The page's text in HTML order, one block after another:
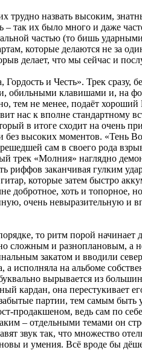
назвать высоким,
так их было много и даже
частью (то бишь
которые делаются не за
делает, что мы сейчас и
Гордость и Честь». Трек
клавишами и, на
тем не менее, подаёт
нас к вполне стандартному
в итоге сходит на очень
высоких моментов. «Тень
сам в своего рода
трек «Молния» наглядно
риффов заканчивая гулким
которые затем быстро
добротное, хоть и топорное,
очень невыразительную и
то ритм порой
сложным и разноплановым,
закатом и вводили
а исполняла на альбоме
вырывается из
кардан, она перестукивает
партии, тем самым
продакшеном, ведь сам по
– отдельными темами он
звук так, что множество
и умения. Всё вроде бы